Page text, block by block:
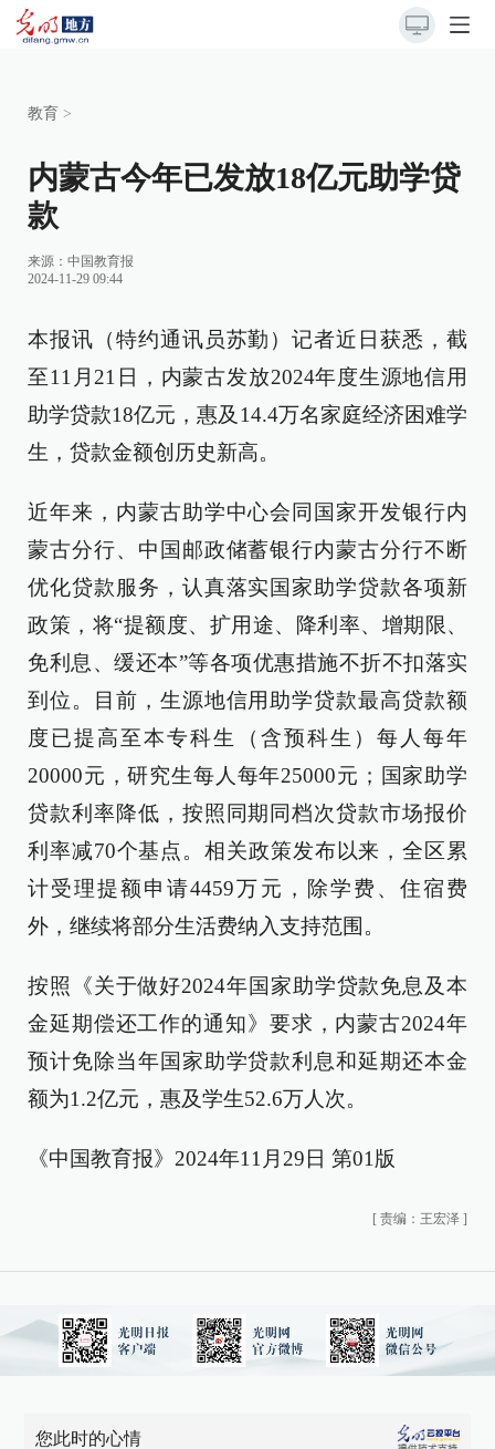
教育 >
内蒙古今年已发放18亿元助学贷
款
来源： 中国教育报
2024-11-29 09:44
本报讯（特约通讯员苏勤）记者近日获悉，截
至11月21日，内蒙古发放2024年度生源地信用
助学贷款18亿元，惠及14.4万名家庭经济困难学
生，贷款金额创历史新高。
近年来，内蒙古助学中心会同国家开发银行内
蒙古分行、中国邮政储蓄银行内蒙古分行不断
优化贷款服务，认真落实国家助学贷款各项新
政策，将“提额度、扩用途、降利率、增期限、
免利息、缓还本”等各项优惠措施不折不扣落实
到位。目前，生源地信用助学贷款最高贷款额
度已提高至本专科生（含预科生）每人每年
20000元，研究生每人每年25000元；国家助学
贷款利率降低，按照同期同档次贷款市场报价
利率减70个基点。相关政策发布以来，全区累
计受理提额申请4459万元，除学费、住宿费
外，继续将部分生活费纳入支持范围。
按照《关于做好2024年国家助学贷款免息及本
金延期偿还工作的通知》要求，内蒙古2024年
预计免除当年国家助学贷款利息和延期还本金
额为1.2亿元，惠及学生52.6万人次。
《中国教育报》2024年11月29日 第01版
[ 责编：王宏泽 ]
您此时的心情